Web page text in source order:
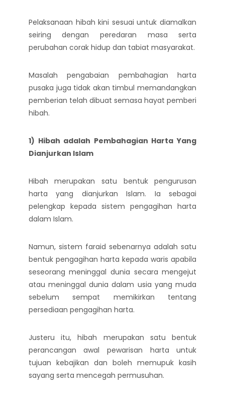
Pelaksanaan hibah kini sesuai untuk diamalkan
seiring dengan peredaran masa serta
perubahan corak hidup dan tabiat masyarakat.
Masalah pengabaian pembahagian harta
pusaka juga tidak akan timbul memandangkan
pemberian telah dibuat semasa hayat pemberi
hibah.
1) Hibah adalah Pembahagian Harta Yang
Dianjurkan Islam
Hibah merupakan satu bentuk pengurusan
harta yang dianjurkan Islam. Ia sebagai
pelengkap kepada sistem pengagihan harta
dalam Islam.
Namun, sistem faraid sebenarnya adalah satu
bentuk pengagihan harta kepada waris apabila
seseorang meninggal dunia secara mengejut
atau meninggal dunia dalam usia yang muda
sebelum sempat memikirkan tentang
persediaan pengagihan harta.
Justeru itu, hibah merupakan satu bentuk
perancangan awal pewarisan harta untuk
tujuan kebajikan dan boleh memupuk kasih
sayang serta mencegah permusuhan.